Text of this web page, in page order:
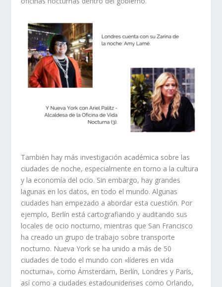
También hay más investigación académica sobre las
ciudades de noche, especialmente en torno a la cultura
y la economía del ocio. Sin embargo, hay grandes
lagunas en los datos, en todo el mundo. Algunas
ciudades han empezado a abordar esta cuestión. Por
ejemplo, Berlín está cartografiando y auditando sus
locales de ocio nocturno, mientras que San Francisco
ha creado un grupo de trabajo sobre transporte
nocturno. Nueva York se ha unido a más de 50
ciudades de todo el mundo con «líderes en vida
nocturna», como Ámsterdam, Berlín, Londres y París,
así como a ciudades estadounidenses como Orlando,